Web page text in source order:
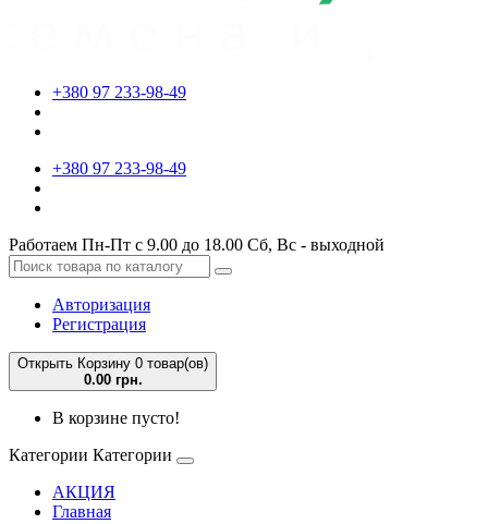
+380 97 233-98-49
+380 97 233-98-49
Работаем Пн-Пт с 9.00 до 18.00 Сб, Вс - выходной
Авторизация
Регистрация
Открыть Корзину 0 товар(ов)
0.00 грн.
В корзине пусто!
Категории Категории
АКЦИЯ
Главная